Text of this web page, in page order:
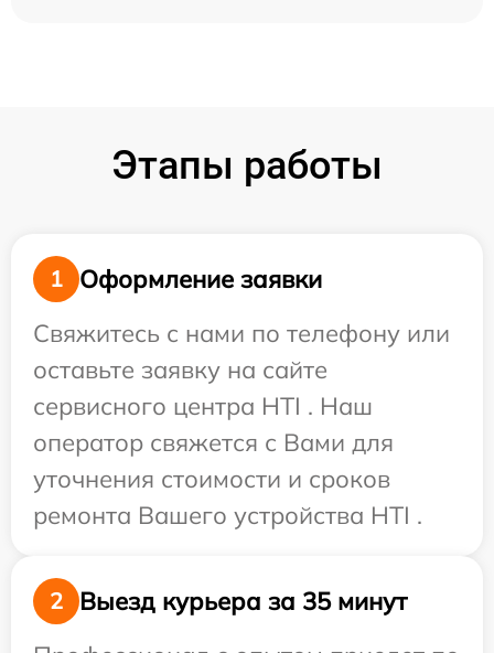
Этапы работы
1
Оформление заявки
Свяжитесь с нами по телефону или
оставьте заявку на сайте
сервисного центра HTI . Наш
оператор свяжется с Вами для
уточнения стоимости и сроков
ремонта Вашего устройства HTI .
2
Выезд курьера за 35 минут